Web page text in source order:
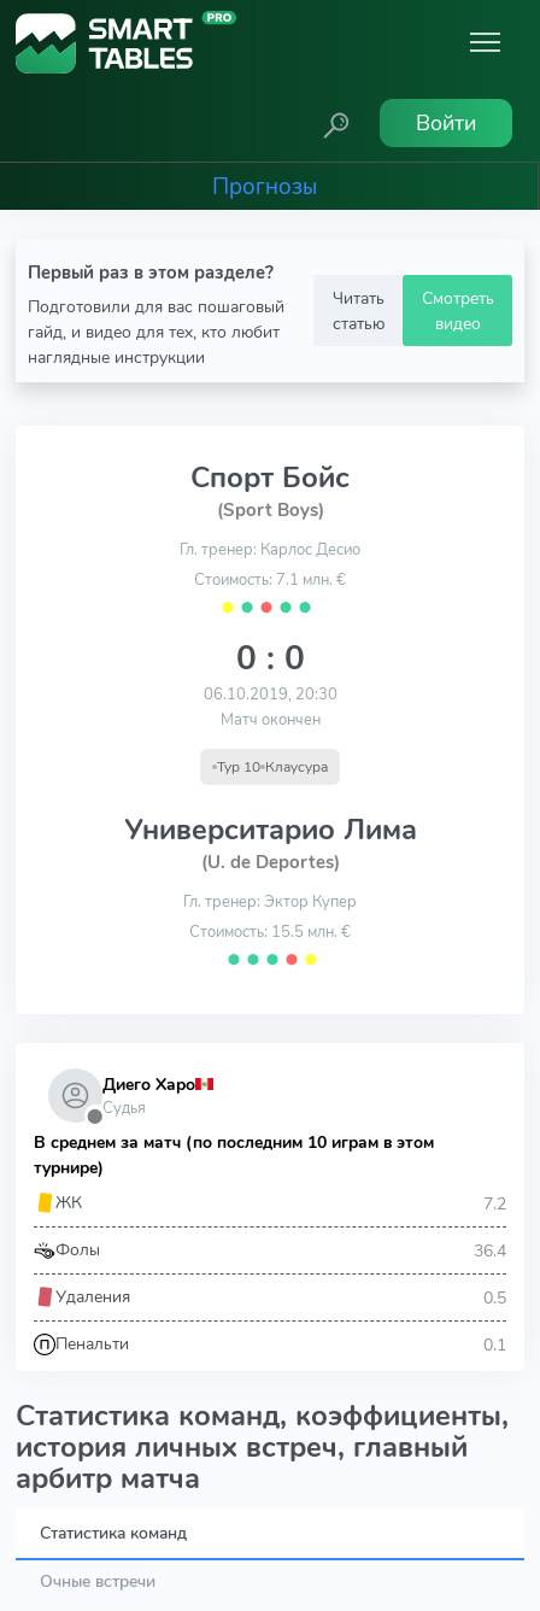
Войти
Прогнозы
Первый раз в этом разделе?
Подготовили для вас пошаговый
гайд, и видео для тех, кто любит
наглядные инструкции
Читать
статью
Смотреть
видео
Спорт Бойс
(Sport Boys)
Гл. тренер: Карлос Десио
Стоимость: 7.1 млн. €
⬤ ⬤ ⬤ ⬤ ⬤
0 : 0
06.10.2019, 20:30
Матч окончен
Тур 10 Клаусура
Университарио Лима
(U. de Deportes)
Гл. тренер: Эктор Купер
Стоимость: 15.5 млн. €
⬤ ⬤ ⬤ ⬤ ⬤
⬤
Диего Харо
Судья
В среднем за матч (по последним 10 играм в этом
турнире)
ЖК
7.2
Фолы 36.4
Удаления 0.5
Пенальти 0.1
Статистика команд, коэффициенты,
история личных встреч, главный
арбитр матча
Статистика команд
Очные встречи